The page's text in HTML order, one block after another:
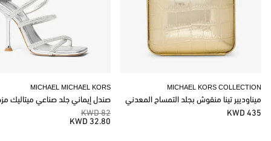
MICHAEL MICHAEL KORS
صندل إيماني جلد صناعي ميتاليك
82 KWD
32.80 KWD
MICHAEL KORS COLLECTION
ميناوديير تينا منقوش بجلد التمساح المعدني
435 KWD